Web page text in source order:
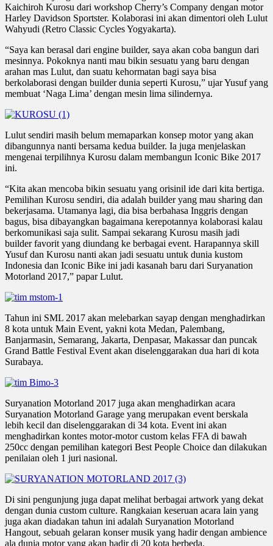
Kaichiroh Kurosu dari workshop Cherry’s Company dengan motor
Harley Davidson Sportster. Kolaborasi ini akan dimentori oleh Lulut
Wahyudi (Retro Classic Cycles Yogyakarta).
“Saya kan berasal dari engine builder, saya akan coba bangun dari
mesinnya. Pokoknya nanti mau bikin sesuatu yang baru dengan
arahan mas Lulut, dan suatu kehormatan bagi saya bisa
berkolaborasi dengan builder dunia seperti Kurosu,” ujar Yusuf yang
membuat ‘Naga Lima’ dengan mesin lima silindernya.
Lulut sendiri masih belum memaparkan konsep motor yang akan
dibangunnya nanti bersama kedua builder. Ia juga menjelaskan
mengenai terpilihnya Kurosu dalam membangun Iconic Bike 2017
ini.
“Kita akan mencoba bikin sesuatu yang orisinil ide dari kita bertiga.
Pemilihan Kurosu sendiri, dia adalah builder yang mau sharing dan
bekerjasama. Utamanya lagi, dia bisa berbahasa Inggris dengan
bagus, bisa dibayangkan bagaimana kerepotannya kolaborasi kalau
berkomunikasi saja sulit. Sampai sekarang Kurosu masih jadi
builder favorit yang diundang ke berbagai event. Harapannya skill
Yusuf dan Kurosu nanti akan jadi sesuatu untuk dunia kustom
Indonesia dan Iconic Bike ini jadi kasanah baru dari Suryanation
Motorland 2017,” papar Lulut.
Tahun ini SML 2017 akan melebarkan sayap dengan menghadirkan
8 kota untuk Main Event, yakni kota Medan, Palembang,
Banjarmasin, Semarang, Jakarta, Denpasar, Makassar dan puncak
Grand Battle Festival Event akan diselenggarakan dua hari di kota
Surabaya.
Suryanation Motorland 2017 juga akan menghadirkan acara
Suryanation Motorland Garage yang merupakan event berskala
lebih kecil dan diselenggarakan di 34 kota. Event ini akan
menghadirkan kontes motor-motor custom kelas FFA di bawah
250cc dengan pemilihan kategori Best People Choice dan dilakukan
penilaian oleh 1 juri nasional.
Di sini pengunjung juga dapat melihat berbagai artwork yang dekat
dengan dunia custom culture. Rangkaian keseruan acara lain yang
juga akan diadakan tahun ini adalah Suryanation Motorland
Hangout, sebuah gelaran konser musik yang hadir dengan ambience
ala dunia motor yang akan hadir di 20 kota berbeda.